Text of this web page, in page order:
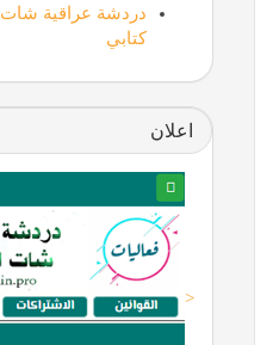
دردشة عراقية
كتابي
اعلان
<